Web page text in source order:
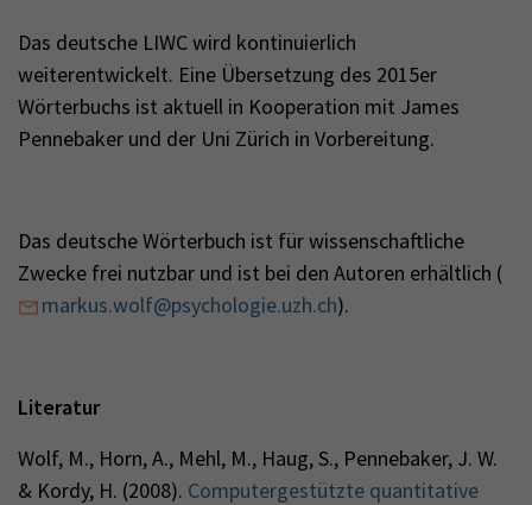
Das deutsche LIWC wird kontinuierlich
weiterentwickelt. Eine Übersetzung des 2015er
Wörterbuchs ist aktuell in Kooperation mit James
Pennebaker und der Uni Zürich in Vorbereitung.
Das deutsche Wörterbuch ist für wissenschaftliche
Zwecke frei nutzbar und ist bei den Autoren erhältlich (
markus.wolf@psychologie.uzh.ch).
Literatur
Wolf, M., Horn, A., Mehl, M., Haug, S., Pennebaker, J. W.
& Kordy, H. (2008). Computergestützte quantitative